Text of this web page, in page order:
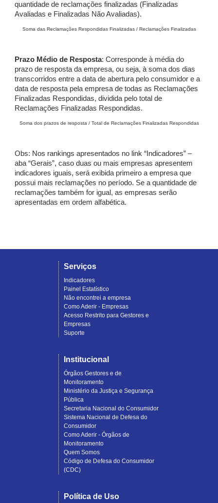
quantidade de reclamações finalizadas (Finalizadas
Avaliadas e Finalizadas Não Avaliadas).
Soma das Reclamações Respondidas Finalizadas / Reclamações Finalizadas
Prazo Médio de Resposta: Corresponde à média do
prazo de resposta da empresa, ou seja, à soma dos dias
transcorridos entre a data de abertura pelo consumidor e a
data de resposta pela empresa de todas as Reclamações
Finalizadas Respondidas, dividida pelo total de
Reclamações Finalizadas Respondidas.
Soma dos prazos de resposta / Total de Reclamações Finalizadas Respondidas
Obs: Nos rankings apresentados no link “Indicadores” –
aba “Gerais”, caso duas ou mais empresas apresentem
indicadores iguais, será exibida primeiro a empresa que
possui mais reclamações no período. Se a quantidade de
reclamações também for igual, as empresas serão
apresentadas em ordem alfabética.
Serviços
Indicadores
Painel Estatístico
Não encontrei a empresa
Como Aderir - Empresas
Acesso Restrito para Gestores e
Empresas
Suporte
Institucional
Órgãos Gestores e de
Monitoramento
Ministério da Justiça e Segurança
Pública
Secretaria Nacional do Consumidor
Sistema Nacional de Defesa do
Consumidor
Como Aderir - Órgãos de
Monitoramento
Quem Somos
Código de Defesa do Consumidor
(CDC)
Política de Uso